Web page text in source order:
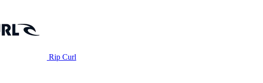
Rip Curl